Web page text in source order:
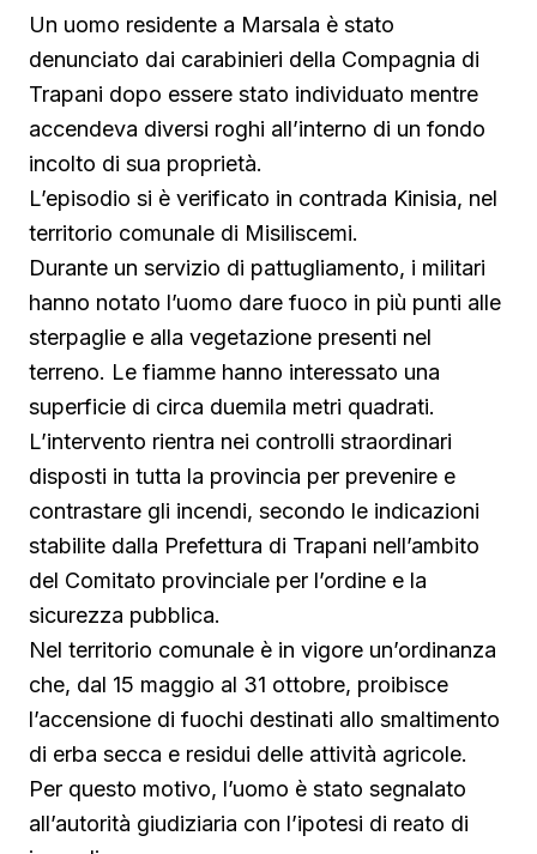
Un uomo residente a Marsala è stato
denunciato dai carabinieri della Compagnia di
Trapani dopo essere stato individuato mentre
accendeva diversi roghi all’interno di un fondo
incolto di sua proprietà.
L’episodio si è verificato in contrada Kinisia, nel
territorio comunale di Misiliscemi.
Durante un servizio di pattugliamento, i militari
hanno notato l’uomo dare fuoco in più punti alle
sterpaglie e alla vegetazione presenti nel
terreno. Le fiamme hanno interessato una
superficie di circa duemila metri quadrati.
L’intervento rientra nei controlli straordinari
disposti in tutta la provincia per prevenire e
contrastare gli incendi, secondo le indicazioni
stabilite dalla Prefettura di Trapani nell’ambito
del Comitato provinciale per l’ordine e la
sicurezza pubblica.
Nel territorio comunale è in vigore un’ordinanza
che, dal 15 maggio al 31 ottobre, proibisce
l’accensione di fuochi destinati allo smaltimento
di erba secca e residui delle attività agricole.
Per questo motivo, l’uomo è stato segnalato
all’autorità giudiziaria con l’ipotesi di reato di